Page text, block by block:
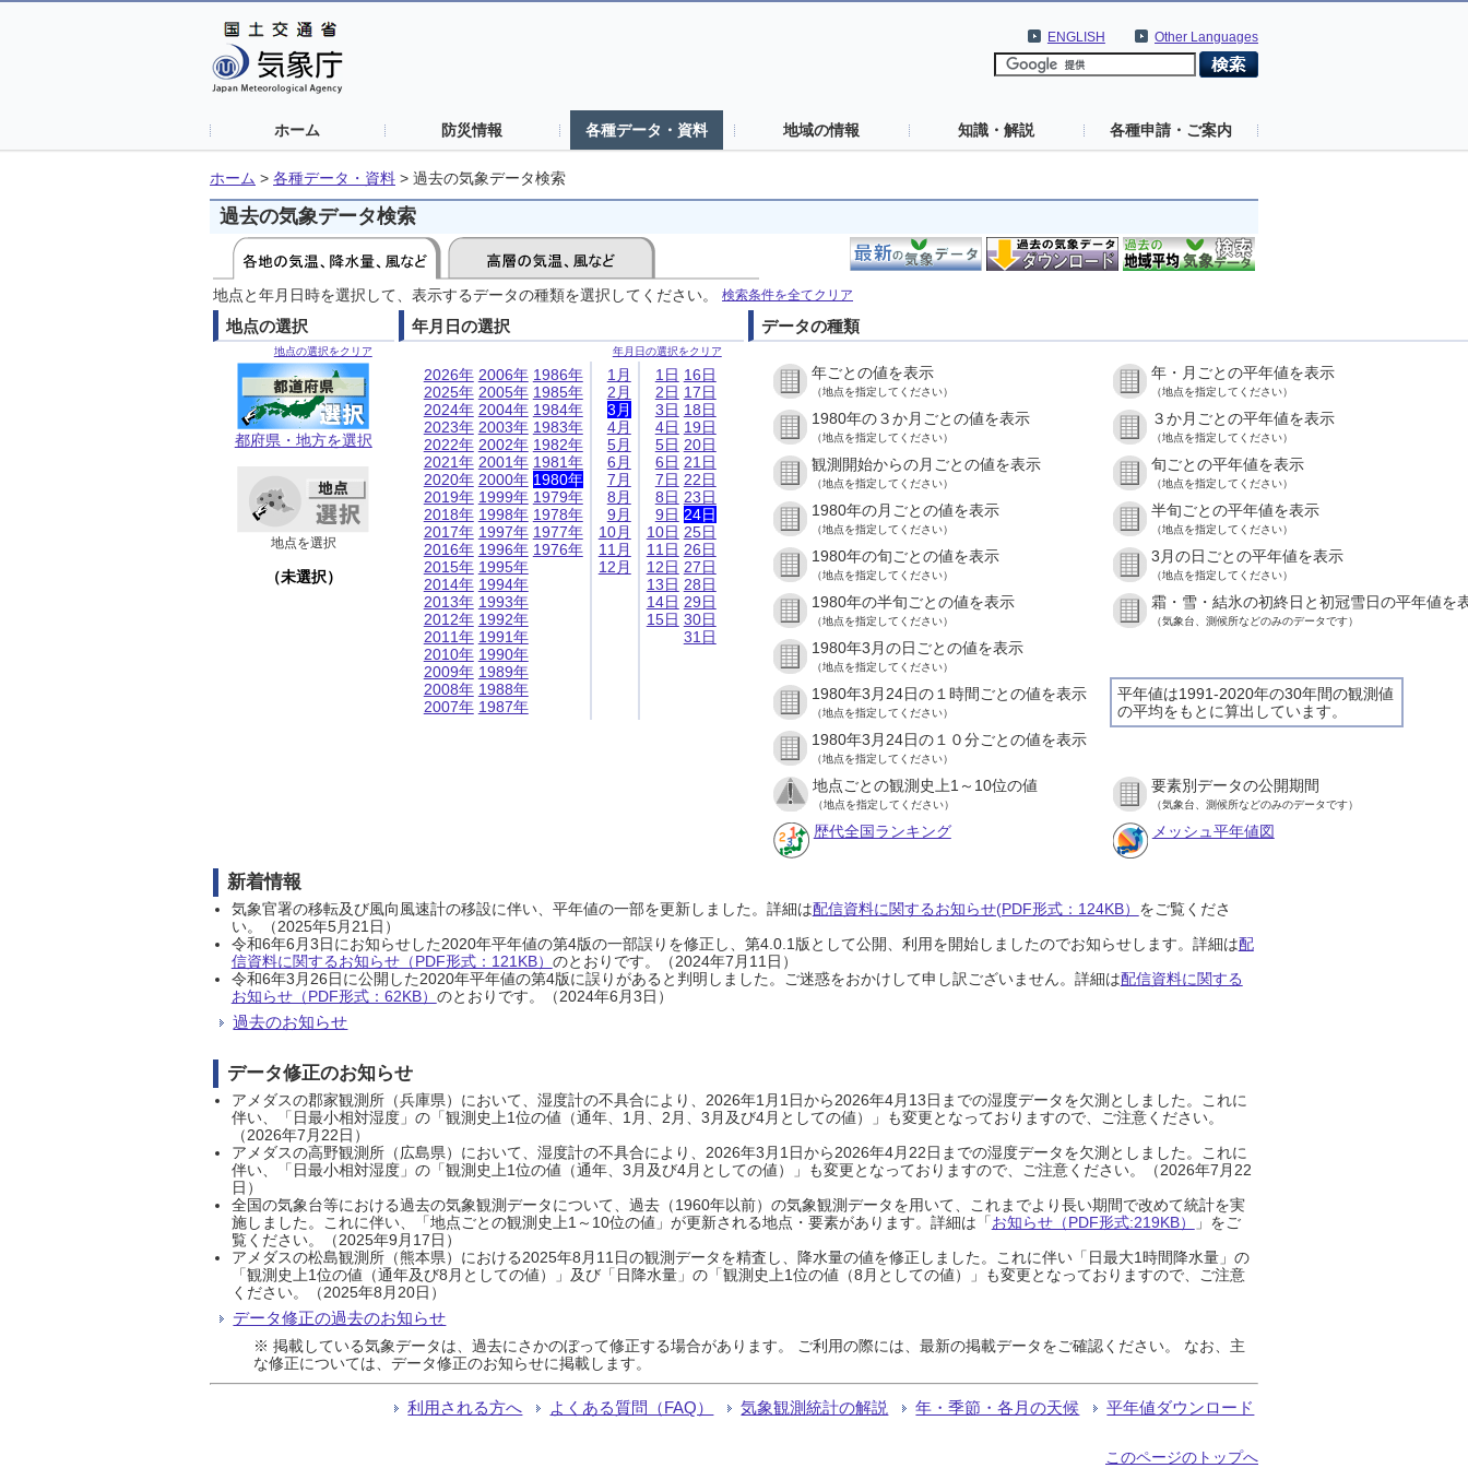
Other Languages
ENGLISH
ホーム 防災情報 各種データ・資料 地域の情報 知識・解説 各種申請・ご案内
ホーム > 各種データ・資料 > 過去の気象データ検索
過去の気象データ検索
地点と年月日時を選択して、表示するデータの種類を選択してください。 検索条件を全てクリア
地点の選択
地点の選択をクリア
都府県・地方を選択
地点を選択
（未選択）
年月日の選択
年月日の選択をクリア
2026年
2025年
2024年
2023年
2022年
2021年
2020年
2019年
2018年
2017年
2016年
2015年
2014年
2013年
2012年
2011年
2010年
2009年
2008年
2007年
2006年
2005年
2004年
2003年
2002年
2001年
2000年
1999年
1998年
1997年
1996年
1995年
1994年
1993年
1992年
1991年
1990年
1989年
1988年
1987年
1986年
1985年
1984年
1983年
1982年
1981年
1980年
1979年
1978年
1977年
1976年
1月
2月
3月
4月
5月
6月
7月
8月
9月
10月
11月
12月
1日
2日
3日
4日
5日
6日
7日
8日
9日
10日
11日
12日
13日
14日
15日
16日
17日
18日
19日
20日
21日
22日
23日
24日
25日
26日
27日
28日
29日
30日
31日
データの種類
年ごとの値を表示
（地点を指定してください）
年・月ごとの平年値を表示
（地点を指定してください）
1980年の３か月ごとの値を表示
（地点を指定してください）
３か月ごとの平年値を表示
（地点を指定してください）
観測開始からの月ごとの値を表示
（地点を指定してください）
旬ごとの平年値を表示
（地点を指定してください）
1980年の月ごとの値を表示
（地点を指定してください）
半旬ごとの平年値を表示
（地点を指定してください）
1980年の旬ごとの値を表示
（地点を指定してください）
3月の日ごとの平年値を表示
（地点を指定してください）
1980年の半旬ごとの値を表示
（地点を指定してください）
霜・雪・結氷の初終日と初冠雪日の平年値を
（気象台、測候所などのみのデータです）
1980年3月の日ごとの値を表示
（地点を指定してください）
平年値は1991-2020年の30年間の観測値
の平均をもとに算出しています。
1980年3月24日の１時間ごとの値を表示
（地点を指定してください）
1980年3月24日の１０分ごとの値を表示
（地点を指定してください）
地点ごとの観測史上1～10位の値
（地点を指定してください）
要素別データの公開期間
（気象台、測候所などのみのデータです）
歴代全国ランキング メッシュ平年値図
新着情報
気象官署の移転及び風向風速計の移設に伴い、平年値の一部を更新しました。詳細は配信資料に関するお知らせ(PDF形式：124KB） をご覧くださ
い。（2025年5月21日）
令和6年6月3日にお知らせした2020年平年値の第4版の一部誤りを修正し、第4.0.1版として公開、利用を開始しましたのでお知らせします。詳細は配
信資料に関するお知らせ（PDF形式：121KB） のとおりです。（2024年7月11日）
令和6年3月26日に公開した2020年平年値の第4版に誤りがあると判明しました。ご迷惑をおかけして申し訳ございません。詳細は配信資料に関する
お知らせ（PDF形式：62KB） のとおりです。（2024年6月3日）
過去のお知らせ
データ修正のお知らせ
アメダスの郡家観測所（兵庫県）において、湿度計の不具合により、2026年1月1日から2026年4月13日までの湿度データを欠測としました。これに
伴い、「日最小相対湿度」の「観測史上1位の値（通年、1月、2月、3月及び4月としての値）」も変更となっておりますので、ご注意ください。
（2026年7月22日）
アメダスの高野観測所（広島県）において、湿度計の不具合により、2026年3月1日から2026年4月22日までの湿度データを欠測としました。これに
伴い、「日最小相対湿度」の「観測史上1位の値（通年、3月及び4月としての値）」も変更となっておりますので、ご注意ください。（2026年7月22
日）
全国の気象台等における過去の気象観測データについて、過去（1960年以前）の気象観測データを用いて、これまでより長い期間で改めて統計を実
施しました。これに伴い、「地点ごとの観測史上1～10位の値」が更新される地点・要素があります。詳細は「お知らせ（PDF形式:219KB）
」をご
覧ください。（2025年9月17日）
アメダスの松島観測所（熊本県）における2025年8月11日の観測データを精査し、降水量の値を修正しました。これに伴い「日最大1時間降水量」の
「観測史上1位の値（通年及び8月としての値）」及び「日降水量」の「観測史上1位の値（8月としての値）」も変更となっておりますので、ご注意
ください。（2025年8月20日）
データ修正の過去のお知らせ
※ 掲載している気象データは、過去にさかのぼって修正する場合があります。 ご利用の際には、最新の掲載データをご確認ください。 なお、主
な修正については、データ修正のお知らせに掲載します。
利用される方へ よくある質問（FAQ） 気象観測統計の解説 年・季節・各月の天候 平年値ダウンロード
このページのトップへ